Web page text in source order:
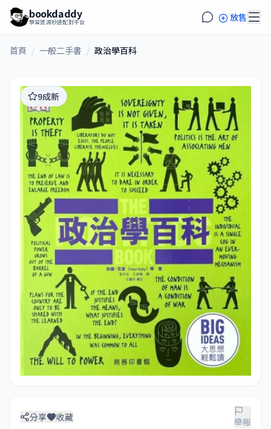
bookdaddy
學習資源秒速配對平台 放售
首頁 / 一般二手書 / 政治學百科
9成新
分享 收藏 舉報